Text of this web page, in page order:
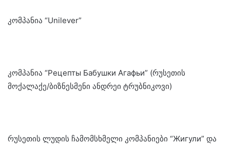
კომპანია “Unilever”
კომპანია “Рецепты Бабушки Агафьи” (რუსეთის
მოქალაქე/ბიზნესმენი ანდრეი ტრუბნიკოვი)
რუსეთის ლუდის ჩამომსხმელი კომპანიები “Жигули” და